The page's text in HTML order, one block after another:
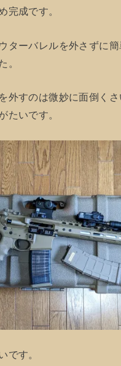
完成です。
ターバレルを外さずに
。
外すのは微妙に面倒くさ
たいです。
です。